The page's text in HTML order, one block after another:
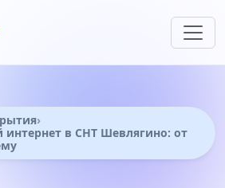
интернет в СНТ Шевлягино: от